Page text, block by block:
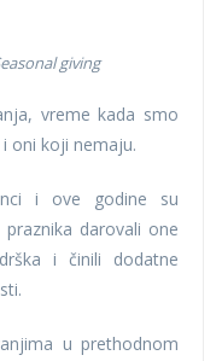
giving
vreme kada smo
oni koji nemaju.
i ove godine su
darovali one
i činili dodatne
u prethodnom